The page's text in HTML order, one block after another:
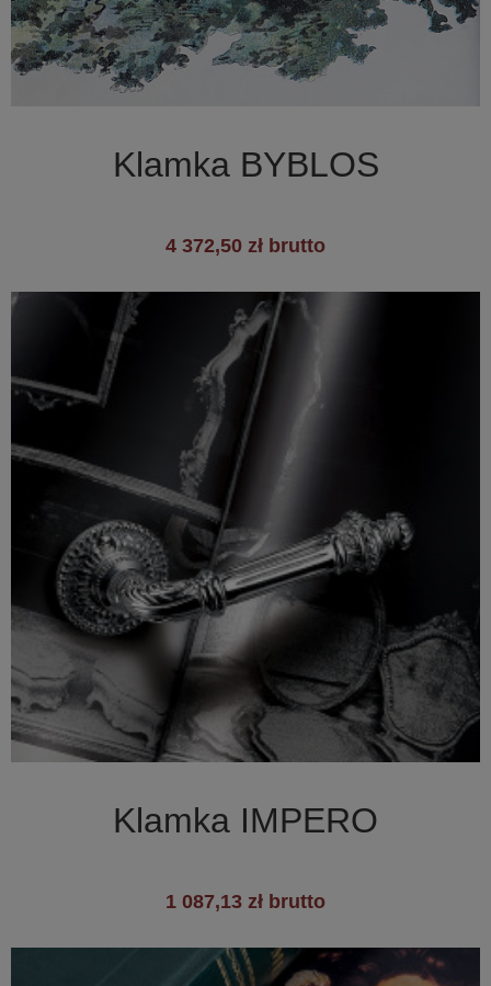
Klamka BYBLOS
4 372,50 zł brutto
Klamka IMPERO
1 087,13 zł brutto